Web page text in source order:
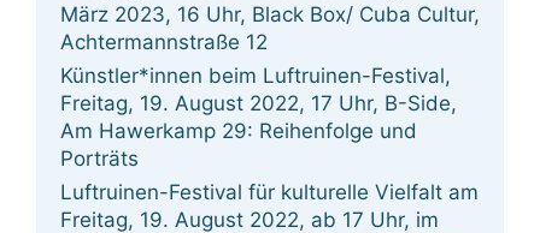
März 2023, 16 Uhr, Black Box/ Cuba Cultur,
Achtermannstraße 12
Künstler*innen beim Luftruinen-Festival,
Freitag, 19. August 2022, 17 Uhr, B-Side,
Am Hawerkamp 29: Reihenfolge und
Porträts
Luftruinen-Festival für kulturelle Vielfalt am
Freitag, 19. August 2022, ab 17 Uhr, im